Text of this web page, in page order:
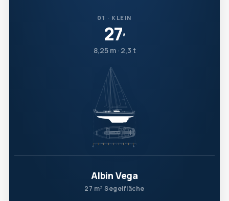
01 · KLEIN
27′
8,25 m · 2,3 t
Albin Vega
27 m² Segelfläche